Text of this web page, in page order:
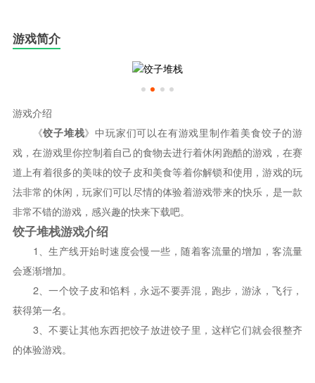
游戏简介
游戏介绍
《饺子堆栈》中玩家们可以在有游戏里制作着美食饺子的游
戏，在游戏里你控制着自己的食物去进行着休闲跑酷的游戏，在赛
道上有着很多的美味的饺子皮和美食等着你解锁和使用，游戏的玩
法非常的休闲，玩家们可以尽情的体验着游戏带来的快乐，是一款
非常不错的游戏，感兴趣的快来下载吧。
饺子堆栈游戏介绍
1、生产线开始时速度会慢一些，随着客流量的增加，客流量
会逐渐增加。
2、一个饺子皮和馅料，永远不要弄混，跑步，游泳，飞行，
获得第一名。
3、不要让其他东西把饺子放进饺子里，这样它们就会很整齐
的体验游戏。